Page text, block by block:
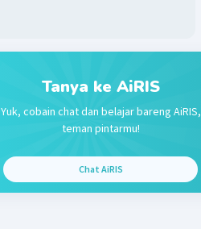
Tanya ke AiRIS
Yuk, cobain chat dan belajar bareng AiRIS,
teman pintarmu!
Chat AiRIS